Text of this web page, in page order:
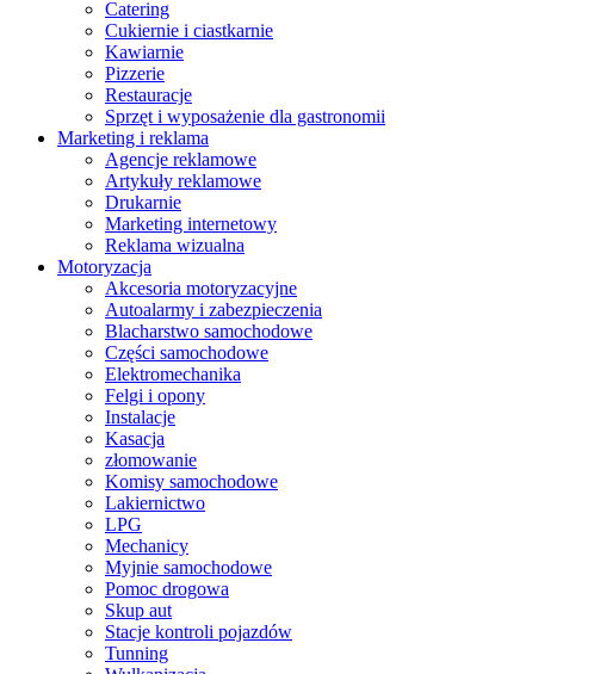
Catering
Cukiernie i ciastkarnie
Kawiarnie
Pizzerie
Restauracje
Sprzęt i wyposażenie dla gastronomii
Marketing i reklama
Agencje reklamowe
Artykuły reklamowe
Drukarnie
Marketing internetowy
Reklama wizualna
Motoryzacja
Akcesoria motoryzacyjne
Autoalarmy i zabezpieczenia
Blacharstwo samochodowe
Części samochodowe
Elektromechanika
Felgi i opony
Instalacje
Kasacja
złomowanie
Komisy samochodowe
Lakiernictwo
LPG
Mechanicy
Myjnie samochodowe
Pomoc drogowa
Skup aut
Stacje kontroli pojazdów
Tunning